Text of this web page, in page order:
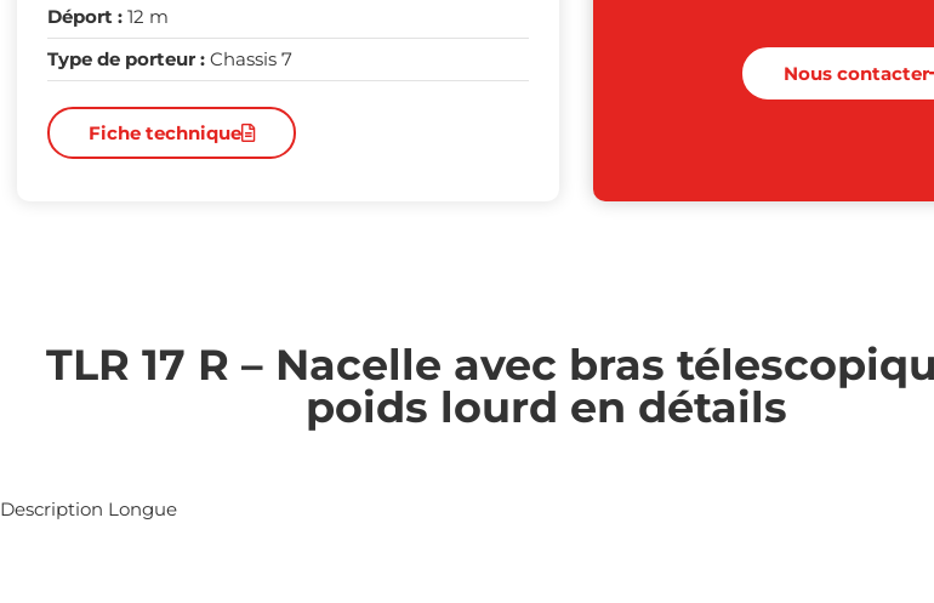
Déport : 12 m
Type de porteur : Chassis 7
Fiche technique
Nous contacter
TLR 17 R – Nacelle avec bras
poids lourd en détails
Description Longue